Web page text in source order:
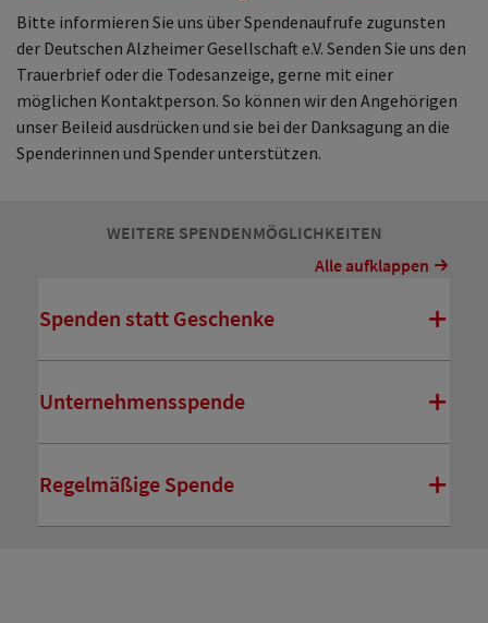
Bitte informieren Sie uns über Spendenaufrufe zugunsten
der Deutschen Alzheimer Gesellschaft e.V. Senden Sie uns den
Trauerbrief oder die Todesanzeige, gerne mit einer
möglichen Kontaktperson. So können wir den Angehörigen
unser Beileid ausdrücken und sie bei der Danksagung an die
Spenderinnen und Spender unterstützen.
WEITERE SPENDENMÖGLICHKEITEN
Alle aufklappen
Spenden statt Geschenke
Unternehmensspende
Regelmäßige Spende